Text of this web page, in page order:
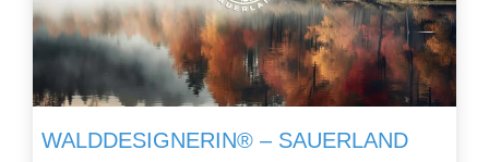
WALDDESIGNERIN® – SAUERLAND